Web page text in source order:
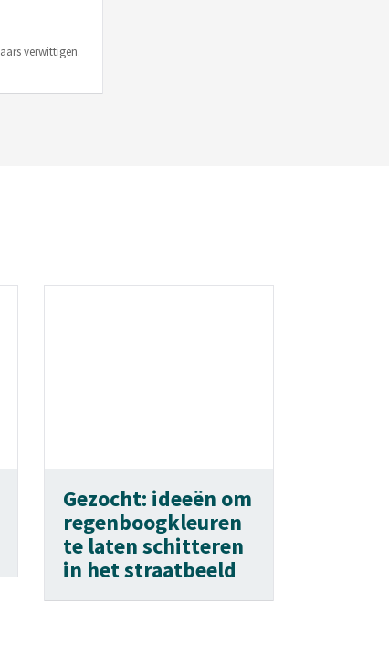
verwittigen.
Gezocht: ideeën om
regenboogkleuren
te laten schitteren
in het straatbeeld